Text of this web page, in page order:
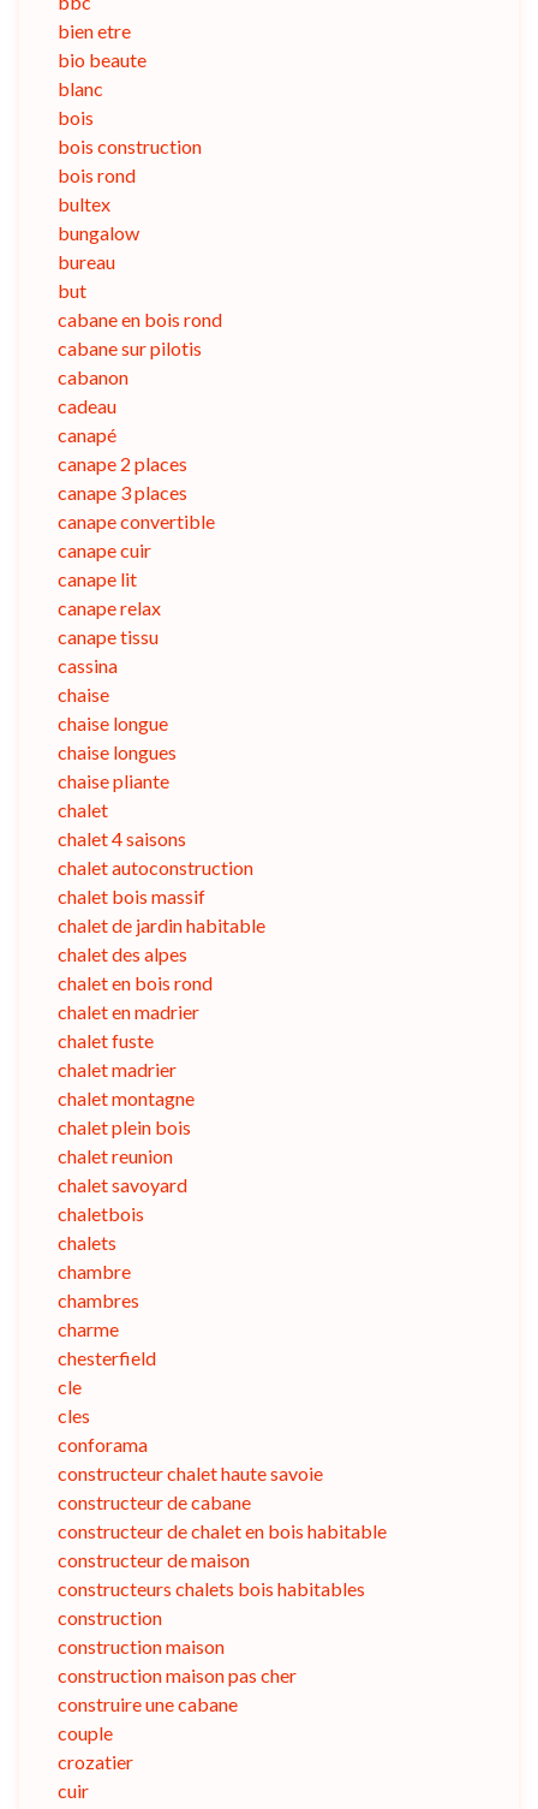
bien etre
bio beaute
blanc
bois
bois construction
bois rond
bultex
bungalow
bureau
but
cabane en bois rond
cabane sur pilotis
cabanon
cadeau
canapé
canape 2 places
canape 3 places
canape convertible
canape cuir
canape lit
canape relax
canape tissu
cassina
chaise
chaise longue
chaise longues
chaise pliante
chalet
chalet 4 saisons
chalet autoconstruction
chalet bois massif
chalet de jardin habitable
chalet des alpes
chalet en bois rond
chalet en madrier
chalet fuste
chalet madrier
chalet montagne
chalet plein bois
chalet reunion
chalet savoyard
chaletbois
chalets
chambre
chambres
charme
chesterfield
cle
cles
conforama
constructeur chalet haute savoie
constructeur de cabane
constructeur de chalet en bois habitable
constructeur de maison
constructeurs chalets bois habitables
construction
construction maison
construction maison pas cher
construire une cabane
couple
crozatier
cuir